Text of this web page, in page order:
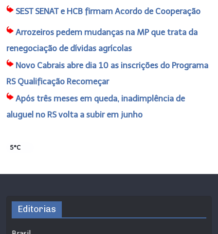
SEST SENAT e HCB firmam Acordo de Cooperação
Arrozeiros pedem mudanças na MP que trata da
renegociação de dívidas agrícolas
Novo Cabrais abre dia 10 as inscrições do Programa
RS Qualificação Recomeçar
Após três meses em queda, inadimplência de
aluguel no RS volta a subir em junho
5°C
Editorias